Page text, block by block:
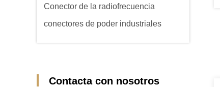
Conector de la radiofrecuencia
conectores de poder industriales
Contacta con nosotros